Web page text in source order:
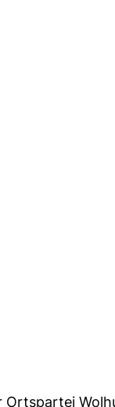
Ortspartei